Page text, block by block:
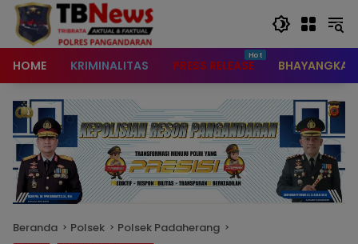
content
HOME KRIMINALITAS PRESS RELEASE BHAYANGKARI
Beranda Polsek Polsek Padaherang